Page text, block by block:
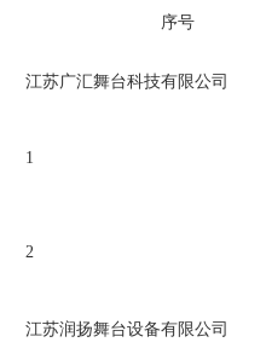
序号
江苏广汇舞台科技有限公司
1
2
江苏润扬舞台设备有限公司